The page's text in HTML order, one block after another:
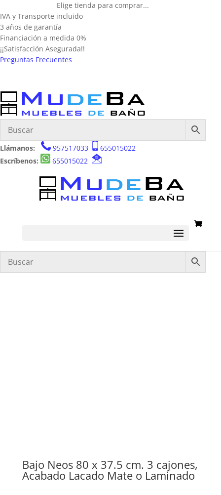
Elige tienda para comprar...
IVA y Transporte incluido
3 años de garantía
Financiación a medida 0%
¡¡Satisfacción Asegurada!!
Preguntas Frecuentes
Llámanos: 957517033
655015022
Escríbenos:
655015022
Bajo Neos 80 x 37.5 cm. 3 cajones,
Acabado Lacado Mate o Laminado